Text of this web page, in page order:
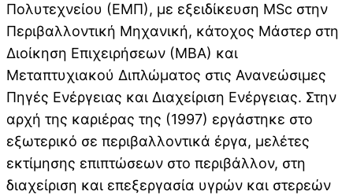
Πολυτεχνείου (ΕΜΠ), με εξειδίκευση MSc στην
Περιβαλλοντική Μηχανική, κάτοχος Μάστερ στη
Διοίκηση Επιχειρήσεων (ΜΒΑ) και
Μεταπτυχιακού Διπλώματος στις Ανανεώσιμες
Πηγές Ενέργειας και Διαχείριση Ενέργειας. Στην
αρχή της καριέρας της (1997) εργάστηκε στο
εξωτερικό σε περιβαλλοντικά έργα, μελέτες
εκτίμησης επιπτώσεων στο περιβάλλον, στη
διαχείριση και επεξεργασία υγρών και στερεών